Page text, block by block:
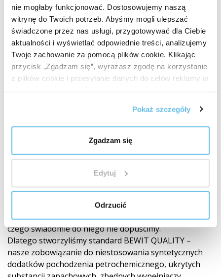
nie mogłaby funkcjonować. Dostosowujemy naszą
witrynę do Twoich potrzeb. Abyśmy mogli ulepszać
świadczone przez nas usługi, przygotowywać dla Ciebie
aktualności i wyświetlać odpowiednie treści, analizujemy
Twoje zachowanie za pomocą plików cookie. Klikając
przycisk „Zgadzam się”, wyrażasz zgodę na korzystanie
z plików cookie i przesyłanie danych do celów reklamy w
Pokaż szczegóły
Zgadzam się
Edytuj
Odrzucić
Gdy czystość znaczy wszystko
W BEWIT wierzymy, że o prawdziwej wartości produktu
decyduje nie tylko to, co do niego dodamy, ale także to,
czego świadomie do niego nie dopuścimy.
Dlatego stworzyliśmy standard BEWIT QUALITY –
nasze zobowiązanie do niestosowania syntetycznych
dodatków pochodzenia petrochemicznego, ukrytych